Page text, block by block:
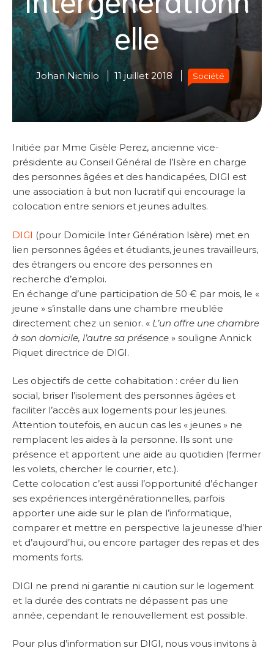
elle
Johan Nichilo 11 juillet 2018 Société
Initiée par Mme Gisèle Perez, ancienne vice-
présidente au Conseil Général de l’Isère en charge
des personnes âgées et des handicapées, DIGI est
une association à but non lucratif qui encourage la
colocation entre seniors et jeunes adultes.
DIGI (pour Domicile Inter Génération Isère) met en
lien personnes âgées et étudiants, jeunes travailleurs,
des étrangers ou encore des personnes en
recherche d’emploi.
En échange d’une participation de 50 € par mois, le «
jeune » s’installe dans une chambre meublée
directement chez un senior. « L’un offre une chambre
à son domicile, l’autre sa présence » souligne Annick
Piquet directrice de DIGI.
Les objectifs de cette cohabitation : créer du lien
social, briser l’isolement des personnes âgées et
faciliter l’accès aux logements pour les jeunes.
Attention toutefois, en aucun cas les « jeunes » ne
remplacent les aides à la personne. Ils sont une
présence et apportent une aide au quotidien (fermer
les volets, chercher le courrier, etc.).
Cette colocation c’est aussi l’opportunité d’échanger
ses expériences intergénérationnelles, parfois
apporter une aide sur le plan de l’informatique,
comparer et mettre en perspective la jeunesse d’hier
et d’aujourd’hui, ou encore partager des repas et des
moments forts.
DIGI ne prend ni garantie ni caution sur le logement
et la durée des contrats ne dépassent pas une
année, cependant le renouvellement est possible.
Pour plus d’information sur DIGI, nous vous invitons à